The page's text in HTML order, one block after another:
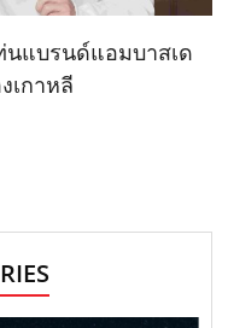
นแบรนด์แอมบาสเด
เกาหลี